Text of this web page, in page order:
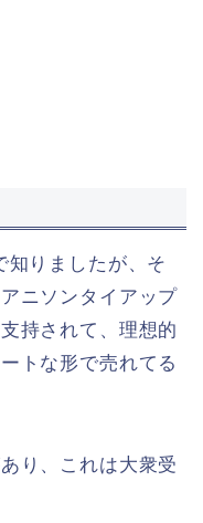
知りましたが、そ
ニソンタイアップ
持されて、理想的
トな形で売れてる
り、これは大衆受